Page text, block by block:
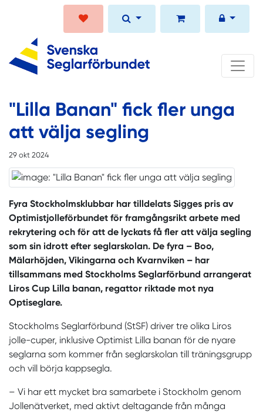
"Lilla Banan" fick fler unga
att välja segling
29 okt 2024
Fyra Stockholmsklubbar har tilldelats Sigges pris av
Optimistjolleförbundet för framgångsrikt arbete med
rekrytering och för att de lyckats få fler att välja segling
som sin idrott efter seglarskolan. De fyra – Boo,
Mälarhöjden, Vikingarna och Kvarnviken – har
tillsammans med Stockholms Seglarförbund arrangerat
Liros Cup Lilla banan, regattor riktade mot nya
Optiseglare.
Stockholms Seglarförbund (StSF) driver tre olika Liros
jolle-cuper, inklusive Optimist Lilla banan för de nyare
seglarna som kommer från seglarskolan till träningsgrupp
och vill börja kappsegla.
– Vi har ett mycket bra samarbete i Stockholm genom
Jollenätverket, med aktivt deltagande från många